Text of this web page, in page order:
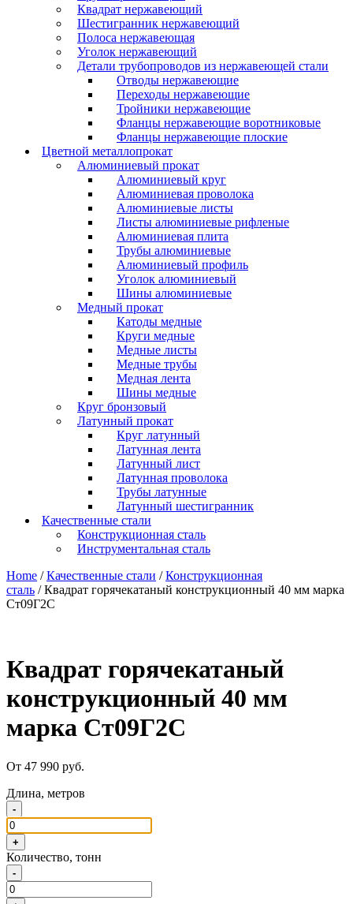
Квадрат нержавеющий
Шестигранник нержавеющий
Полоса нержавеющая
Уголок нержавеющий
Детали трубопроводов из нержавеющей стали
Отводы нержавеющие
Переходы нержавеющие
Тройники нержавеющие
Фланцы нержавеющие воротниковые
Фланцы нержавеющие плоские
Цветной металлопрокат
Алюминиевый прокат
Алюминиевый круг
Алюминиевая проволока
Алюминиевые листы
Листы алюминиевые рифленые
Алюминиевая плита
Трубы алюминиевые
Алюминиевый профиль
Уголок алюминиевый
Шины алюминиевые
Медный прокат
Катоды медные
Круги медные
Медные листы
Медные трубы
Медная лента
Шины медные
Круг бронзовый
Латунный прокат
Круг латунный
Латунная лента
Латунный лист
Латунная проволока
Трубы латунные
Латунный шестигранник
Качественные стали
Конструкционная сталь
Инструментальная сталь
Home /Качественные стали /Конструкционная
сталь / Квадрат горячекатаный конструкционный 40 мм марка
Ст09Г2С
Квадрат горячекатаный
конструкционный 40 мм
марка Ст09Г2С
От 47 990 руб.
Длина, метров
-
+
Количество, тонн
-